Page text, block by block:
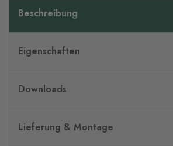
Beschreibung
Eigenschaften
Downloads
Lieferung & Montage